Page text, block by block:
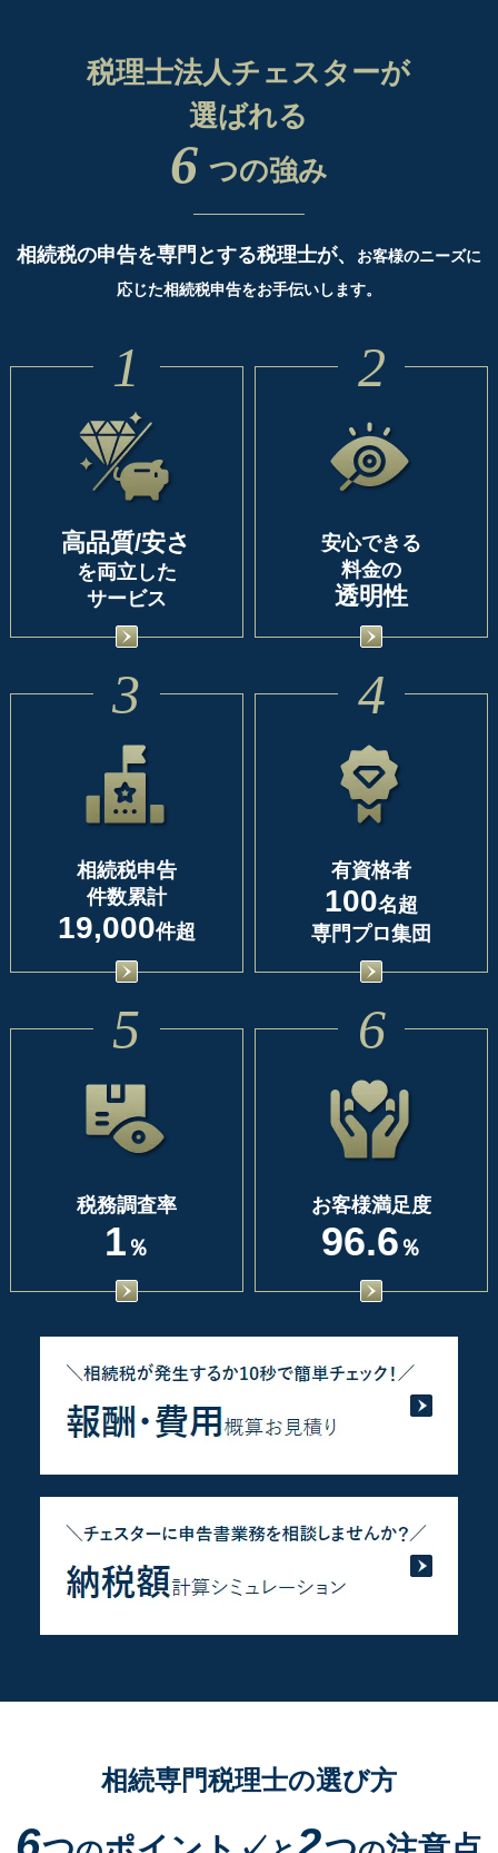
税理士法人チェスターが
選ばれる
6 つの強み
相続税の申告を専門とする税理士が、
お客様のニーズに
応じた相続税申告をお手伝いします。
1
高品質/安さ
を両立した
サービス
2
安心できる
料金の
透明性
3
相続税申告
件数累計
19,000件超
4
有資格者
100名超
専門プロ集団
5
税務調査率
1 ％
6
お客様満足度
96.6 ％
相続専門税理士の選び方